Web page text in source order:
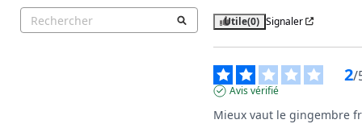
Utile(0) Signaler
2/
Avis vérifié
Mieux vaut le gingembre